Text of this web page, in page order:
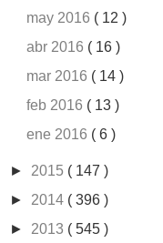
may 2016 ( 12 )
abr 2016 ( 16 )
mar 2016 ( 14 )
feb 2016 ( 13 )
ene 2016 ( 6 )
► 2015 ( 147 )
► 2014 ( 396 )
► 2013 ( 545 )